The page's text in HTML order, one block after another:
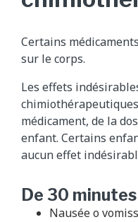
Certains
sur le corps.
Les effets
médicament, de la
enfant. Certains
aucun effet
De 30
Nausée o